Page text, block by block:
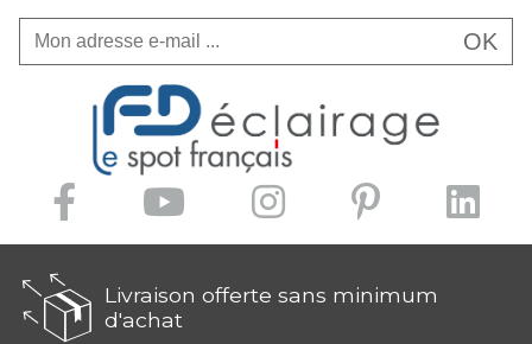
OK
Livraison offerte sans minimum
d'achat